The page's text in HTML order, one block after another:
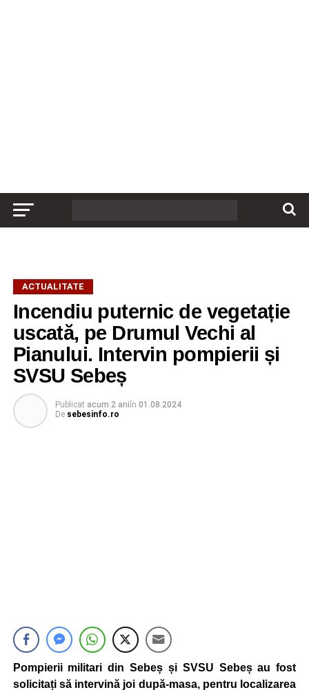
ACTUALITATE
Incendiu puternic de vegetație
uscată, pe Drumul Vechi al
Pianului. Intervin pompierii și
SVSU Sebeș
Publicat acum 2 aniîn 01.08.2024
De sebesinfo.ro
Pompierii militari din Sebeș și SVSU Sebeș au fost
solicitați să intervină joi după-masa, pentru localizarea